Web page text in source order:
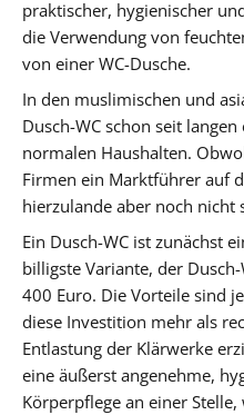
praktischer, hygienischer
die Verwendung von
von einer WC-Dusche.
In den muslimischen und
Dusch-WC schon seit
normalen Haushalten.
Firmen ein Marktführer auf
hierzulande aber noch nicht
Ein Dusch-WC ist zunächst
billigste Variante, der
400 Euro. Die Vorteile sind
diese Investition mehr als
Entlastung der Klärwerke
eine äußerst angenehme,
Körperpflege an einer